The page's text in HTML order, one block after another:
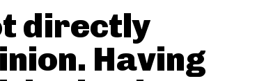
directly
Having